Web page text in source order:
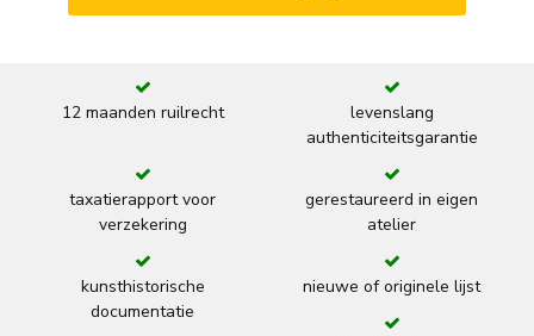
12 maanden ruilrecht
levenslang
authenticiteitsgarantie
taxatierapport voor
verzekering
gerestaureerd in eigen
atelier
kunsthistorische
documentatie
nieuwe of originele lijst